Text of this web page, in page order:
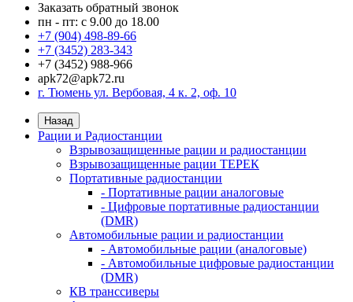
Заказать обратный звонок
пн - пт: с 9.00 до 18.00
+7 (904) 498-89-66
+7 (3452) 283-343
+7 (3452) 988-966
apk72@apk72.ru
г. Тюмень ул. Вербовая, 4 к. 2, оф. 10
Назад
Рации и Радиостанции
Взрывозащищенные рации и радиостанции
Взрывозащищенные рации ТЕРЕК
Портативные радиостанции
- Портативные рации аналоговые
- Цифровые портативные радиостанции
(DMR)
Автомобильные рации и радиостанции
- Автомобильные рации (аналоговые)
- Автомобильные цифровые радиостанции
(DMR)
КВ транссиверы